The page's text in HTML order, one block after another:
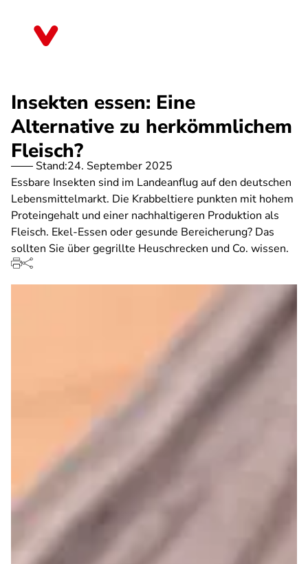
Insekten essen: Eine
Alternative zu herkömmlichem
Fleisch?
Stand:24. September 2025
Essbare Insekten sind im Landeanflug auf den deutschen
Lebensmittelmarkt. Die Krabbeltiere punkten mit hohem
Proteingehalt und einer nachhaltigeren Produktion als
Fleisch. Ekel-Essen oder gesunde Bereicherung? Das
sollten Sie über gegrillte Heuschrecken und Co. wissen.